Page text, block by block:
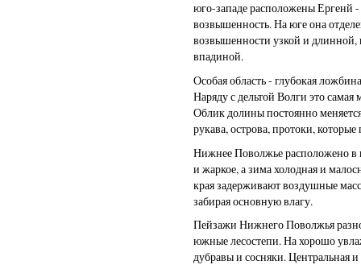
юго-западе расположены Ергенй
возвышенность. На юге она
возвышенности узкой и
впадиной.
Особая область - глубокая
Наряду с дельтой Волги это
Облик долины постоянно
рукава, острова, протоки,
Нижнее Поволжье расположено в
и жаркое, а зима холодная и
края задерживают воздушные
забирая основную влагу.
Пейзажи Нижнего Поволжья
южные лесостепи. На хорошо
дубравы и сосняки. Центральная